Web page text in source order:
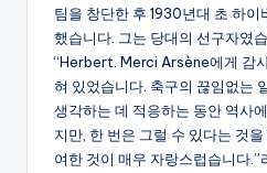
팀을 창단한 후 1930년대 초 하이
했습니다. 그는 당대의 선구자였
“Herbert. Merci Arsène에게 감
혀 있었습니다. 축구의 끊임없는
생각하는 데 적응하는 동안 역사
지만, 한 번은 그럴 수 있다는 것
여한 것이 매우 자랑스럽습니다.”